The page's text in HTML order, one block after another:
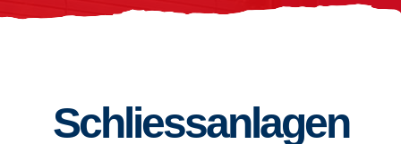
Schliessanlagen